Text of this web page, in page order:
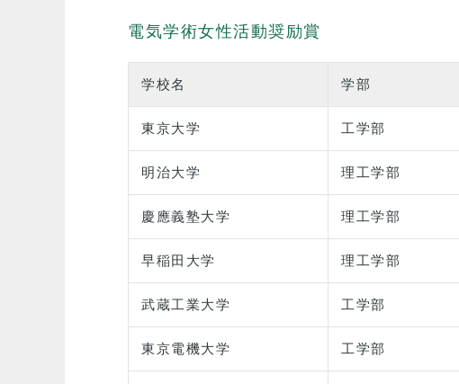
電気学術女性活動奨励賞
学校名 学部
東京大学 工学部
明治大学 理工学部
慶應義塾大学 理工学部
早稲田大学 理工学部
武蔵工業大学 工学部
東京電機大学 工学部